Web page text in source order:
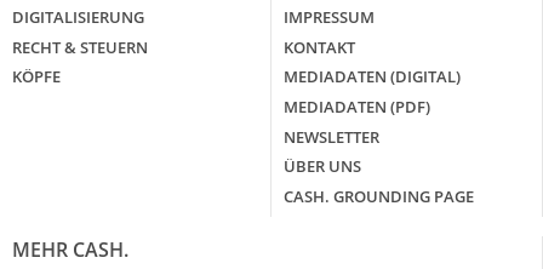
DIGITALISIERUNG
RECHT & STEUERN
KÖPFE
IMPRESSUM
KONTAKT
MEDIADATEN (DIGITAL)
MEDIADATEN (PDF)
NEWSLETTER
ÜBER UNS
CASH. GROUNDING PAGE
MEHR CASH.